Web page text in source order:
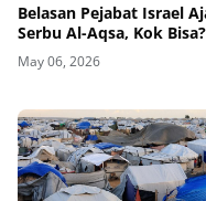
Belasan Pejabat Israel
Serbu Al-Aqsa, Kok Bisa?
May 06, 2026